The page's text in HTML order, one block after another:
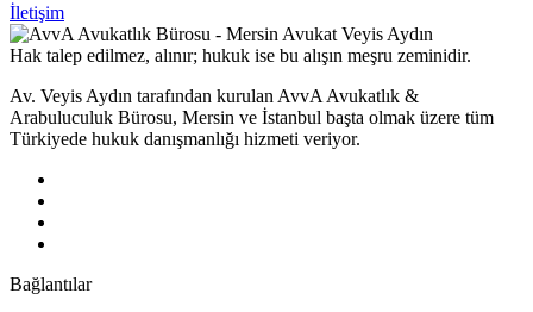
İletişim
Hak talep edilmez, alınır; hukuk ise bu alışın meşru zeminidir.
Av. Veyis Aydın tarafından kurulan AvvA Avukatlık &
Arabuluculuk Bürosu, Mersin ve İstanbul başta olmak üzere tüm
Türkiyede hukuk danışmanlığı hizmeti veriyor.
Bağlantılar